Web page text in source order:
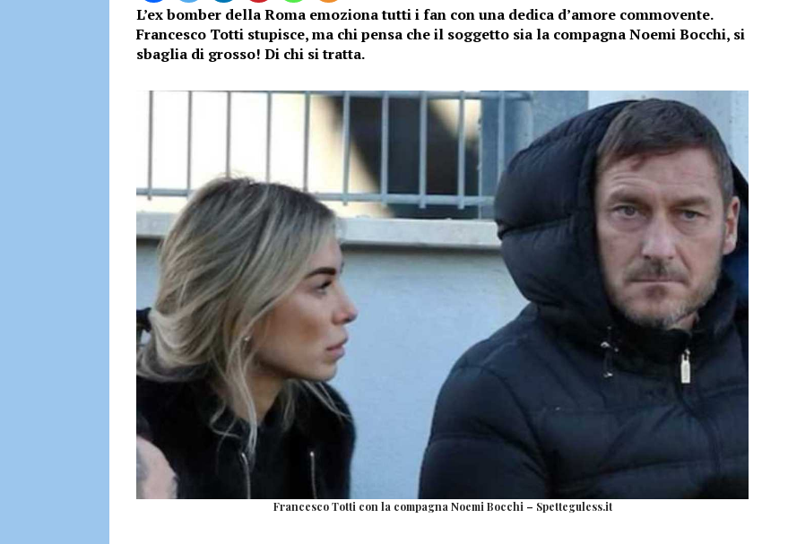
L’ex bomber della Roma emoziona tutti i fan con una dedica d’amore commovente.
Francesco Totti stupisce, ma chi pensa che il soggetto sia la compagna Noemi Bocchi, si
sbaglia di grosso! Di chi si tratta.
Francesco Totti con la compagna Noemi Bocchi – Spetteguless.it